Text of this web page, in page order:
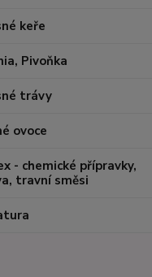
keře
Pivoňka
trávy
ovoce
- chemické přípravky,
travní směsi